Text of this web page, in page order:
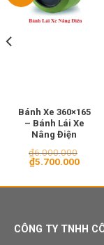
Bánh Xe 360×165
– Bánh Lái Xe
Nâng Điện
₫6.000.000
Giá
gốc
₫6.000.000.
₫5.700.000Giá
là:
CÔNG TY TNHH